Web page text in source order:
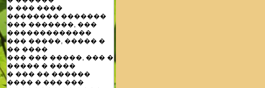
� ��� ����
�������� �������
��� �������, ���
�������������
��� �����, ����� �
�� ����
��� ��� �����, ��� �
����� � ����
� ��� �� ������
���� � ��� ���